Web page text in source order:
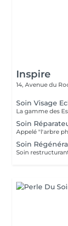
Inspire
14, Avenue du
Soin Visage
Soin
Soin